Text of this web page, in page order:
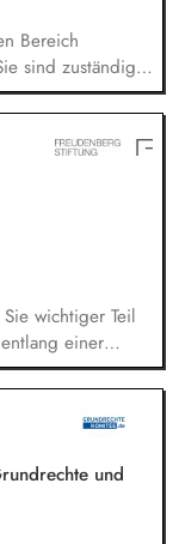
Bereich
sind zuständig
die Organisation
Team und
Sie sind
die operative
wichtiger Teil
einer
bei der
dabei
weiter. Sie
unserer
und